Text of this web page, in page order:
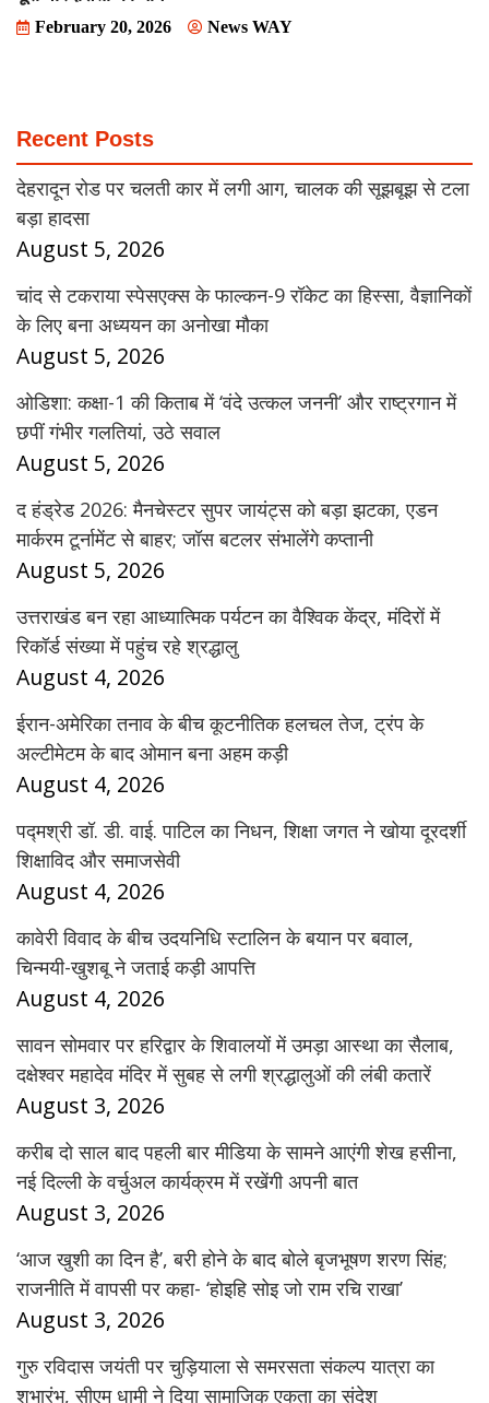
February 20, 2026 News WAY
Recent Posts
देहरादून रोड पर चलती कार में लगी आग, चालक की सूझबूझ से टला
बड़ा हादसा
August 5, 2026
चांद से टकराया स्पेसएक्स के फाल्कन-9 रॉकेट का हिस्सा, वैज्ञानिकों
के लिए बना अध्ययन का अनोखा मौका
August 5, 2026
ओडिशा: कक्षा-1 की किताब में ‘वंदे उत्कल जननी’ और राष्ट्रगान में
छपीं गंभीर गलतियां, उठे सवाल
August 5, 2026
द हंड्रेड 2026: मैनचेस्टर सुपर जायंट्स को बड़ा झटका, एडन
मार्करम टूर्नामेंट से बाहर; जॉस बटलर संभालेंगे कप्तानी
August 5, 2026
उत्तराखंड बन रहा आध्यात्मिक पर्यटन का वैश्विक केंद्र, मंदिरों में
रिकॉर्ड संख्या में पहुंच रहे श्रद्धालु
August 4, 2026
ईरान-अमेरिका तनाव के बीच कूटनीतिक हलचल तेज, ट्रंप के
अल्टीमेटम के बाद ओमान बना अहम कड़ी
August 4, 2026
पद्मश्री डॉ. डी. वाई. पाटिल का निधन, शिक्षा जगत ने खोया दूरदर्शी
शिक्षाविद और समाजसेवी
August 4, 2026
कावेरी विवाद के बीच उदयनिधि स्टालिन के बयान पर बवाल,
चिन्मयी-खुशबू ने जताई कड़ी आपत्ति
August 4, 2026
सावन सोमवार पर हरिद्वार के शिवालयों में उमड़ा आस्था का सैलाब,
दक्षेश्वर महादेव मंदिर में सुबह से लगी श्रद्धालुओं की लंबी कतारें
August 3, 2026
करीब दो साल बाद पहली बार मीडिया के सामने आएंगी शेख हसीना,
नई दिल्ली के वर्चुअल कार्यक्रम में रखेंगी अपनी बात
August 3, 2026
‘आज खुशी का दिन है’, बरी होने के बाद बोले बृजभूषण शरण सिंह;
राजनीति में वापसी पर कहा- ‘होइहि सोइ जो राम रचि राखा’
August 3, 2026
गुरु रविदास जयंती पर चुड़ियाला से समरसता संकल्प यात्रा का
शुभारंभ, सीएम धामी ने दिया सामाजिक एकता का संदेश